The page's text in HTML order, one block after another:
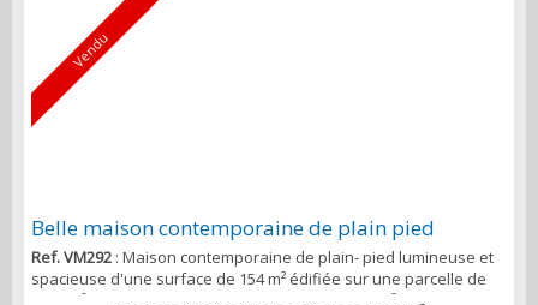
Vendu
Belle maison contemporaine de plain pied
Ref. VM292 : Maison contemporaine de plain- pied lumineuse et
spacieuse d'une surface de 154 m² édifiée sur une parcelle de
1890 m² environ. Salon/séjour de plus de 65 m2 m² environ avec